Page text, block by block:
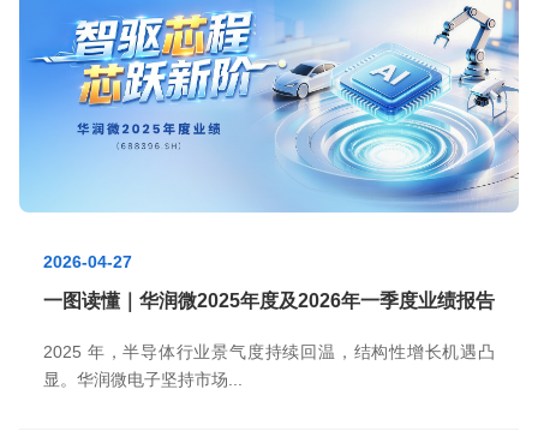
2026-04-27
一图读懂｜华润微2025年度及2026年一季度业绩报告
2025 年，半导体行业景气度持续回温，结构性增长机遇凸
显。华润微电子坚持市场...